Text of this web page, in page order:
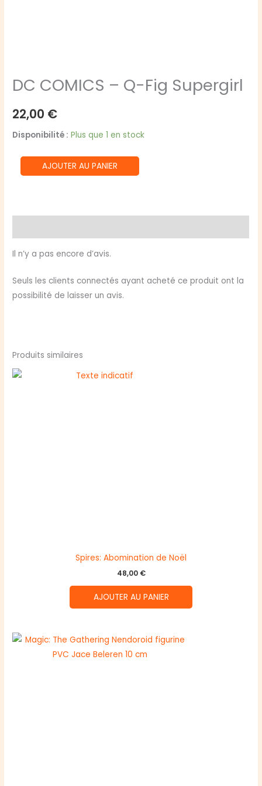
DC COMICS – Q-Fig Supergirl
22,00 €
Disponibilité : Plus que 1 en stock
quantité
de
Q-
Fig
AJOUTER AU PANIER
Il n’y a pas encore d’avis.
Seuls les clients connectés ayant acheté ce produit ont la
possibilité de laisser un avis.
Produits similaires
Spires: Abomination de Noël
48,00 €
AJOUTER AU PANIER